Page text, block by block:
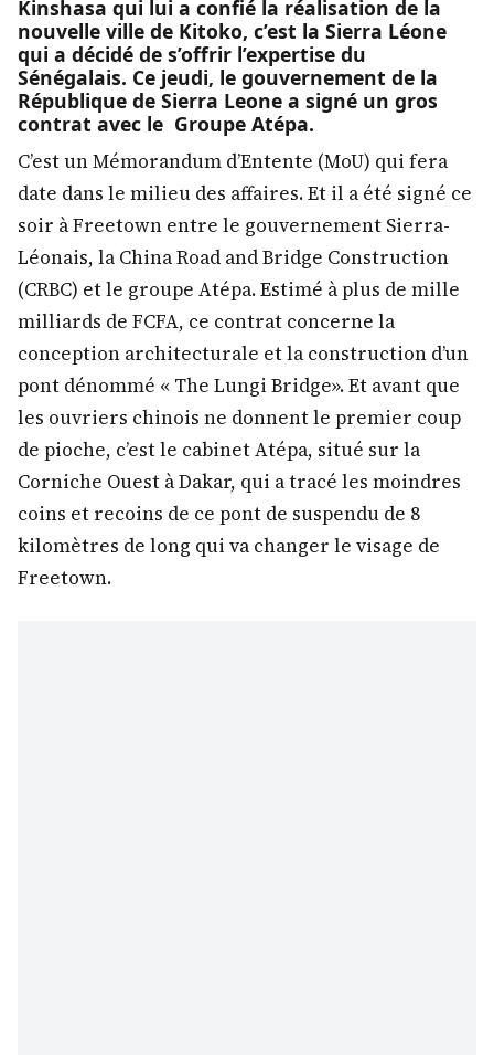
Kinshasa qui lui a confié la réalisation de la
nouvelle ville de Kitoko, c’est la Sierra Léone
qui a décidé de s’offrir l’expertise du
Sénégalais. Ce jeudi, le gouvernement de la
République de Sierra Leone a signé un gros
contrat avec le Groupe Atépa.
C’est un Mémorandum d’Entente (MoU) qui fera
date dans le milieu des affaires. Et il a été signé ce
soir à Freetown entre le gouvernement Sierra-
Léonais, la China Road and Bridge Construction
(CRBC) et le groupe Atépa. Estimé à plus de mille
milliards de FCFA, ce contrat concerne la
conception architecturale et la construction d’un
pont dénommé « The Lungi Bridge». Et avant que
les ouvriers chinois ne donnent le premier coup
de pioche, c’est le cabinet Atépa, situé sur la
Corniche Ouest à Dakar, qui a tracé les moindres
coins et recoins de ce pont de suspendu de 8
kilomètres de long qui va changer le visage de
Freetown.